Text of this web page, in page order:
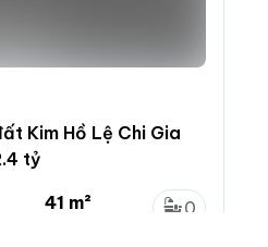
Kim Hồ Lệ Chi Gia
tỷ
41 m²
0